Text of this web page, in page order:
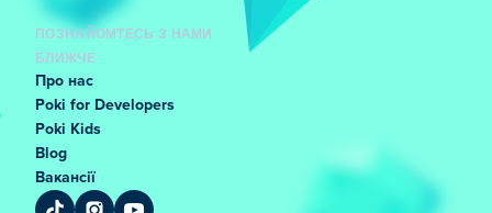
ПОЗНАЙОМТЕСЬ З НАМИ
БЛИЖЧЕ
Про нас
Poki for Developers
Poki Kids
Blog
Вакансії